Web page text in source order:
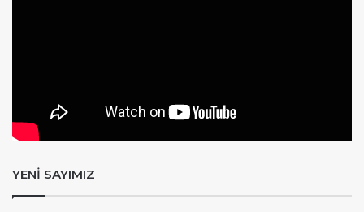
YENİ SAYIMIZ